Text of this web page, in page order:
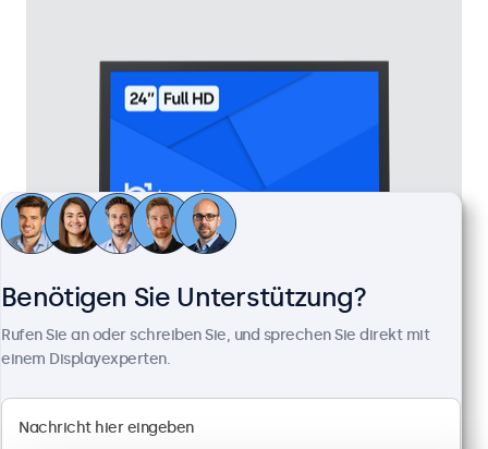
24 Zoll Monitor Metall
Artikelnummer:24HD7M
Benötigen Sie Unterstützung?
Rufen Sie an oder schreiben Sie, und sprechen Sie direkt mit
einem Displayexperten.